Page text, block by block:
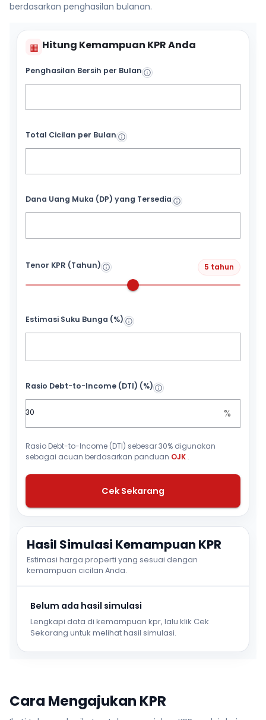
berdasarkan penghasilan bulanan.
▦ Hitung Kemampuan KPR Anda
Penghasilan Bersih per Bulan
Total Cicilan per Bulan
Dana Uang Muka (DP) yang Tersedia
Tenor KPR (Tahun) 5 tahun
Estimasi Suku Bunga (%)
Rasio Debt-to-Income (DTI) (%)
%
Rasio Debt-to-Income (DTI) sebesar 30% digunakan
sebagai acuan berdasarkan panduan OJK .
Cek Sekarang
Hasil Simulasi Kemampuan KPR
Estimasi harga properti yang sesuai dengan
kemampuan cicilan Anda.
Belum ada hasil simulasi
Lengkapi data di kemampuan kpr, lalu klik Cek
Sekarang untuk melihat hasil simulasi.
Cara Mengajukan KPR